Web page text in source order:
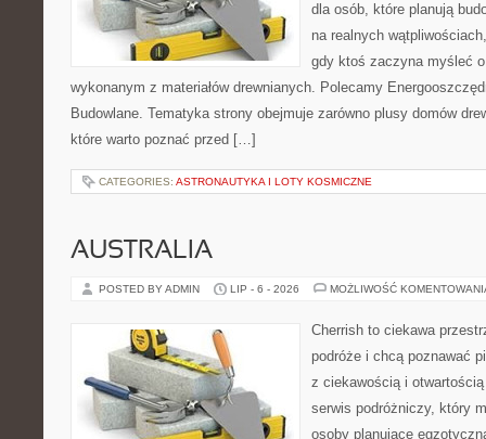
dla osób, które planują
na realnych
gdy ktoś zaczyna myśleć o
wykonanym z materiałów drewnianych. Polecamy
Budowlane. Tematyka strony obejmuje zarówno plusy domów
które warto poznać przed […]
CATEGORIES: ASTRONAUTYKA I LOTY KOSMICZNE
AUSTRALIA
POSTED BY ADMIN LIP - 6 - 2026 MOŻLIWOŚĆ
Cherrish to ciekawa
podróże i chcą poznawać
z ciekawością i
serwis podróżniczy, który
osoby planujące